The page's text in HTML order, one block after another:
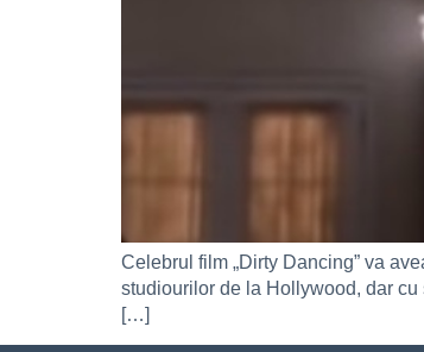
Celebrul film „Dirty Dancing” va
studiourilor de la Hollywood, dar
[…]